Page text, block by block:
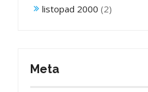
listopad 2000 (2)
Meta